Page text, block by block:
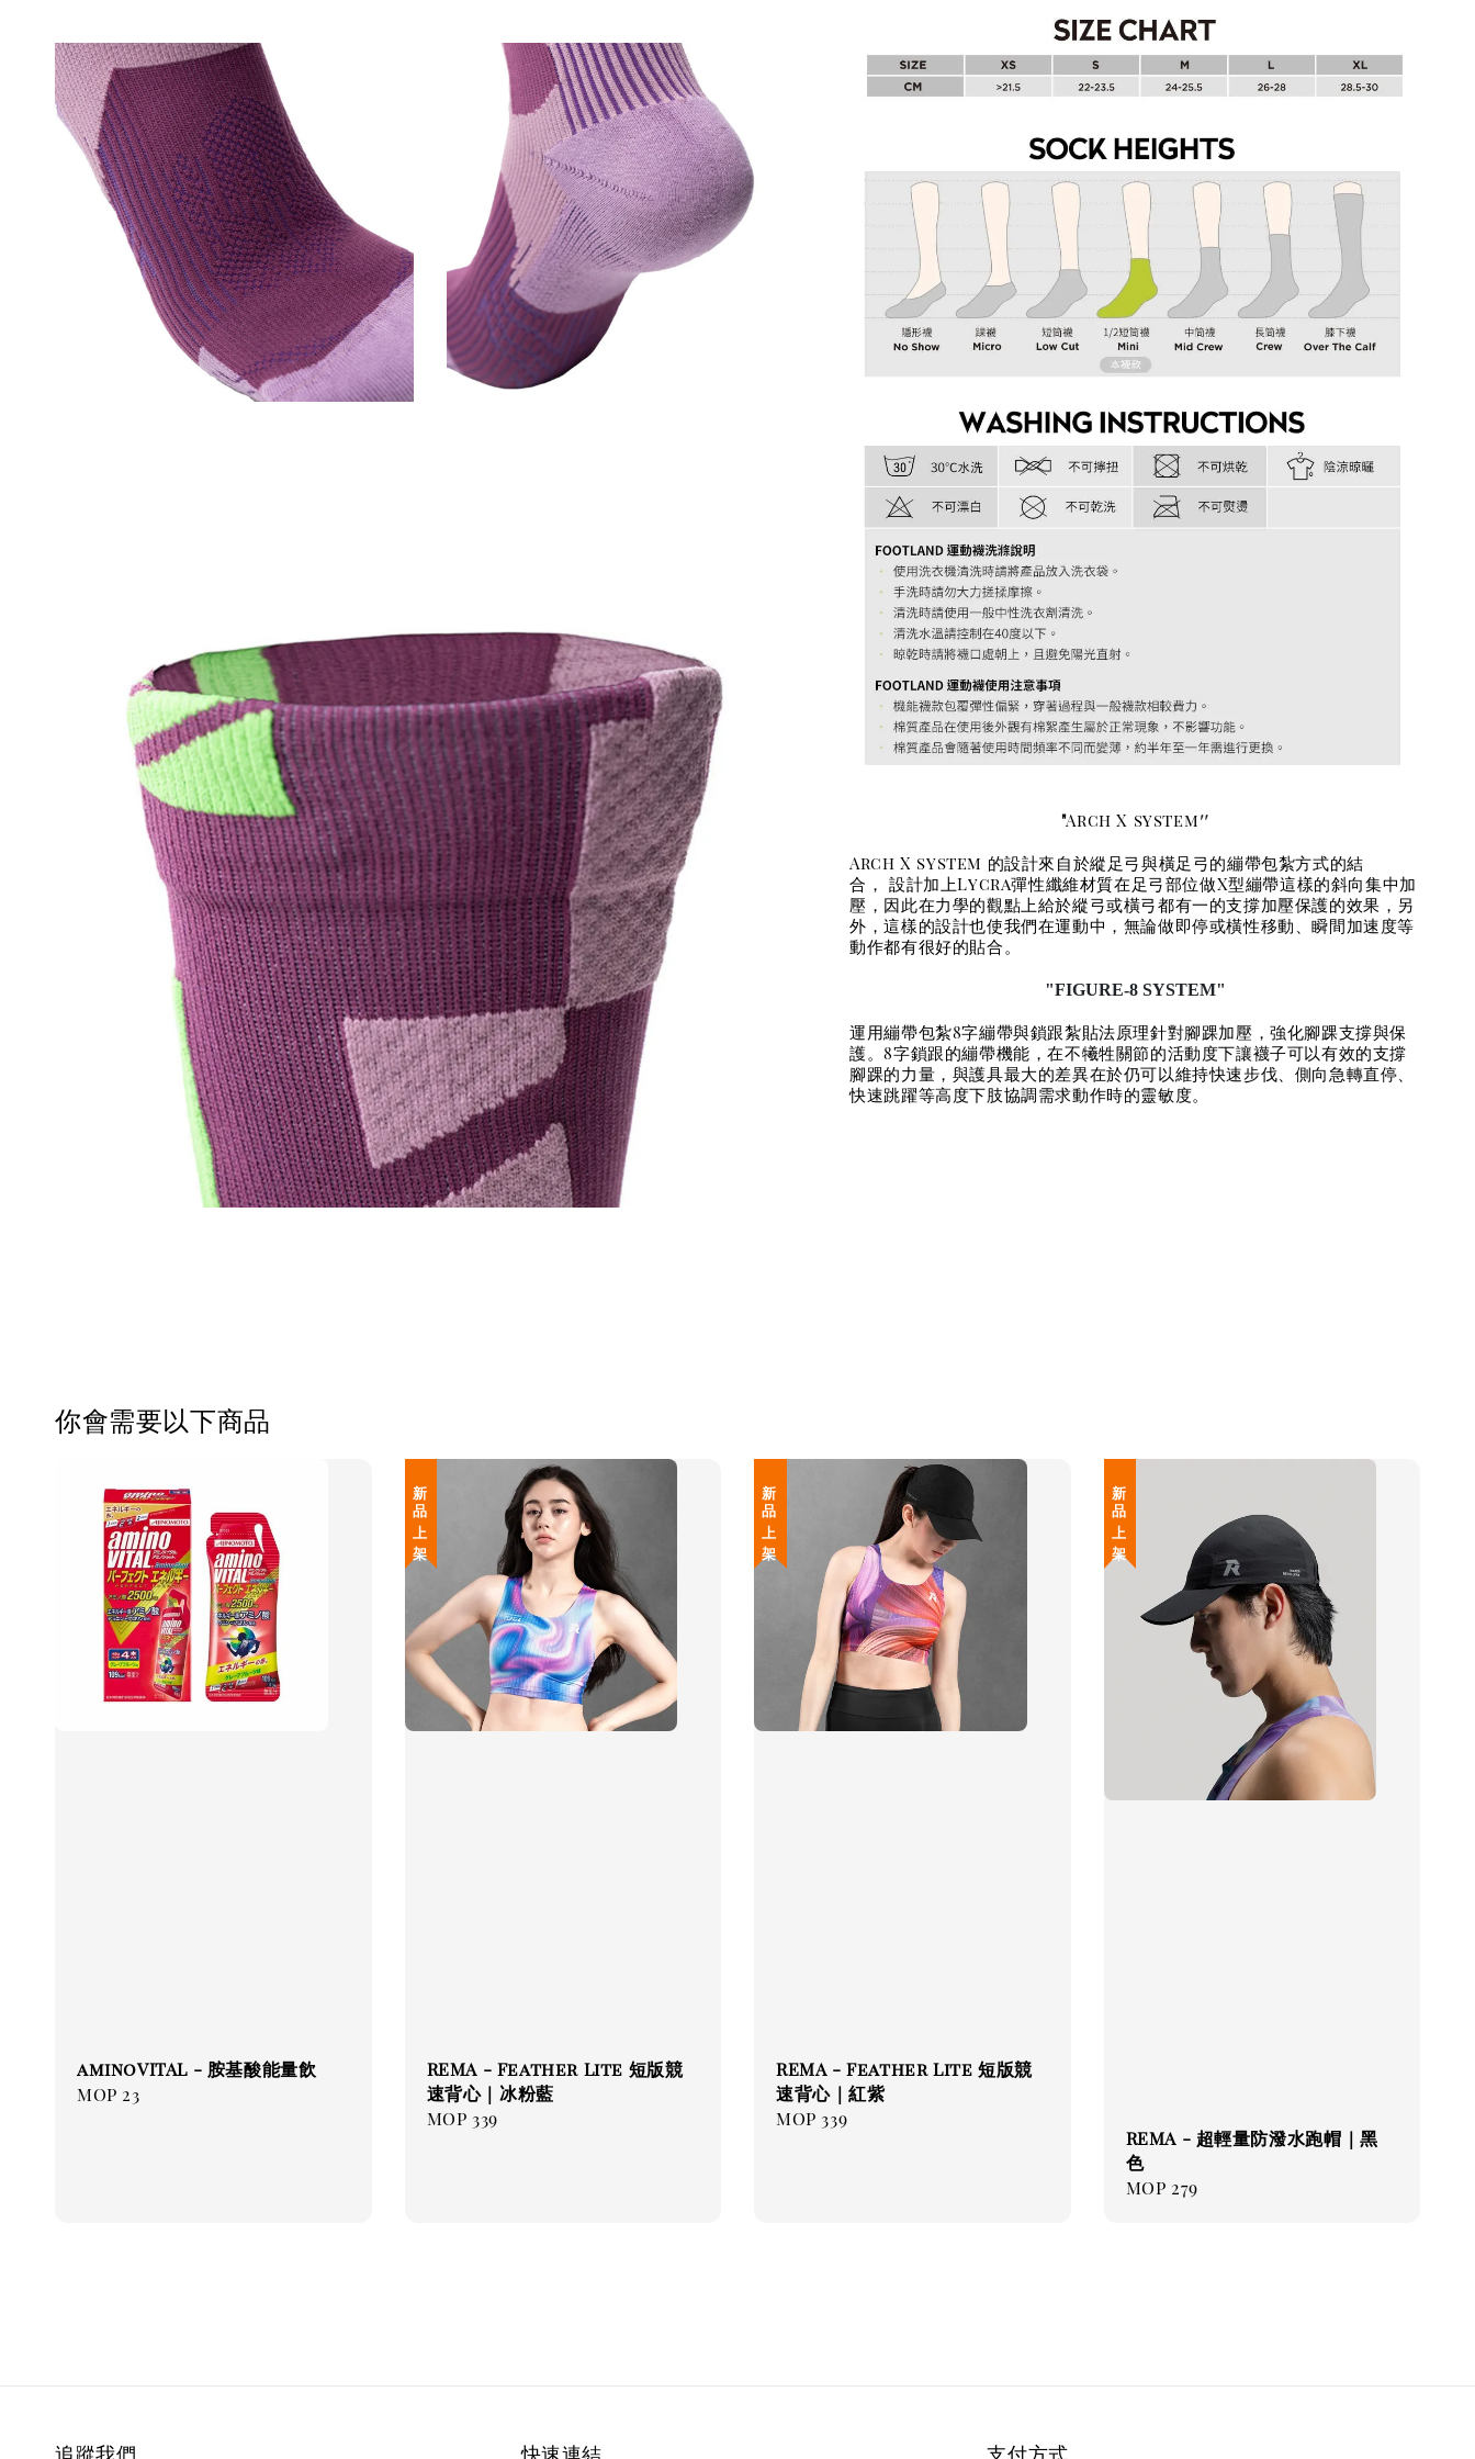
"Arch X system"
Arch X system 的設計來自於縱足弓與橫足弓的繃帶包紮方式的結
合， 設計加上Lycra彈性纖維材質在足弓部位做X型繃帶這樣的斜向集中加
壓，因此在力學的觀點上給於縱弓或橫弓都有一的支撐加壓保護的效果，另
外，這樣的設計也使我們在運動中，無論做即停或橫性移動、瞬間加速度等
動作都有很好的貼合。
"FIGURE-8 SYSTEM"
運用繃帶包紮8字繃帶與鎖跟紮貼法原理針對腳踝加壓，強化腳踝支撐與保
護。8字鎖跟的繃帶機能，在不犧牲關節的活動度下讓襪子可以有效的支撐
腳踝的力量，與護具最大的差異在於仍可以維持快速步伐、側向急轉直停、
快速跳躍等高度下肢協調需求動作時的靈敏度。
你會需要以下商品
aminoVITAL - 胺基酸能量飲
Regular
MOP 23
新 品 上 架
REMA - Feather Lite 短版競
速背心｜冰粉藍
Regular
MOP 339
新 品 上 架
REMA - Feather Lite 短版競
速背心｜紅紫
Regular
MOP 339
新 品 上 架
REMA - 超輕量防潑水跑帽｜黑
色
Regular
MOP 279
追蹤我們 快速連結 支付方式